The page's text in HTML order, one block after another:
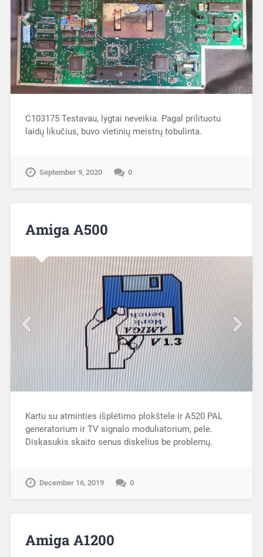
C103175 Testavau, lygtai neveikia. Pagal prilituotu
laidų likučius, buvo vietinių meistrų tobulinta.
September 9, 2020 0
Amiga A500
Kartu su atminties išplėtimo plokštele ir A520 PAL
generatorium ir TV signalo moduliatorium, pele.
Diskasukis skaito senus diskelius be problemų.
December 16, 2019 0
Amiga A1200